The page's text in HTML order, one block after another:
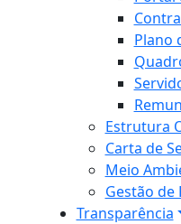
Plano
Estrutura
Carta de
Meio
Gestão de
Transparência